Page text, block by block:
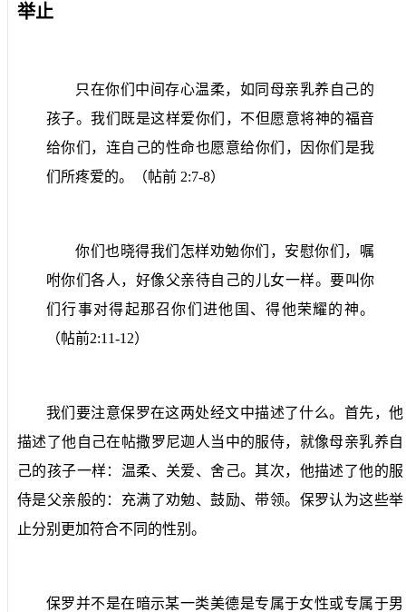
举止
只在你们中间存心温柔，如同母亲乳养自己的
孩子。我们既是这样爱你们，不但愿意将神的福音
给你们，连自己的性命也愿意给你们，因你们是我
们所疼爱的。（帖前 2:7-8）
你们也晓得我们怎样劝勉你们，安慰你们，嘱
咐你们各人，好像父亲待自己的儿女一样。要叫你
们行事对得起那召你们进他国、得他荣耀的神。
（帖前2:11-12）
我们要注意保罗在这两处经文中描述了什么。首先，他
描述了他自己在帖撒罗尼迦人当中的服侍，就像母亲乳养自
己的孩子一样：温柔、关爱、舍己。其次，他描述了他的服
侍是父亲般的：充满了劝勉、鼓励、带领。保罗认为这些举
止分别更加符合不同的性别。
保罗并不是在暗示某一类美德是专属于女性或专属于男